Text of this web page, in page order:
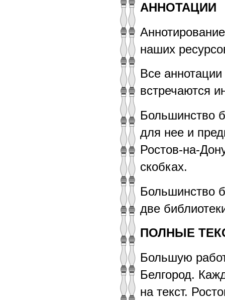
АННОТАЦИИ
наших
Все
встречаются
Большинство
для нее и
Ростов-на-
скобках.
Большинство
две
ПОЛНЫЕ
Большую
Белгород.
на текст.